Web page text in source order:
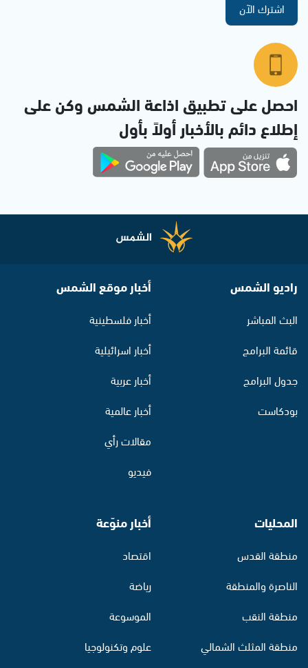
اشترك الآن
احصل على تطبيق اذاعة الشمس وكن على
إطلاع دائم بالأخبار أولاً بأول
راديو الشمس
البث المباشر
قائمة البرامج
جدول البرامج
بودكاست
أخبار موقع الشمس
أخبار فلسطينية
أخبار اسرائيلية
أخبار عربية
أخبار عالمية
مقالات رأي
فيديو
المحليات
منطقة القدس
الناصرة والمنطقة
منطقة النقب
منطقة المثلث الشمالي
أخبار منوّعة
اقتصاد
رياضة
الموسوعة
علوم وتكنولوجيا